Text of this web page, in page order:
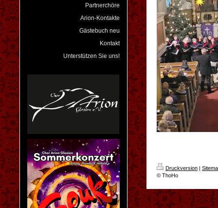
Partnerchöre
Arion-Kontakte
Gästebuch neu
Kontakt
Unterstützen Sie uns!
Druckversion |
© ThoHo